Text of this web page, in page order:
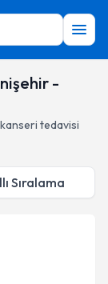
-
kanseri tedavisi
Sıralama